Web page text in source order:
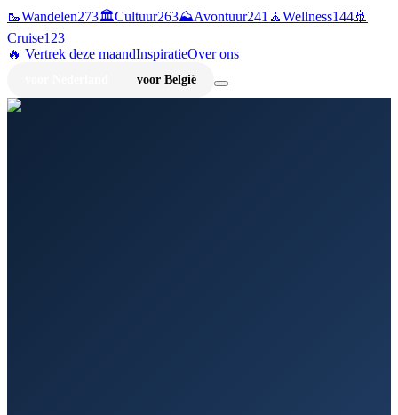
🥾Wandelen273🏛️Cultuur263⛰️Avontuur241 🧘Wellness144🚢
Cruise123
🔥 Vertrek deze maandInspiratieOver ons
voor België